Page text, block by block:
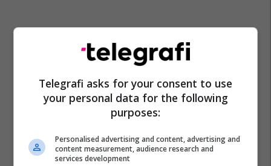
Telegrafi asks for your consent to use
your personal data for the following
purposes:
Personalised advertising and content, advertising and
content measurement, audience research and
services development